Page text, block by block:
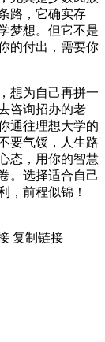
路，它确实存
梦想。但它不是
的付出，需要你
想为自己再拼一
咨询招办的老
通往理想大学的
要气馁，人生路
态，用你的智慧
。选择适合自己
，前程似锦！
复制链接